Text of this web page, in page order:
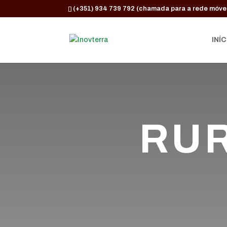
(+351) 934 739 792 (chamada para a rede